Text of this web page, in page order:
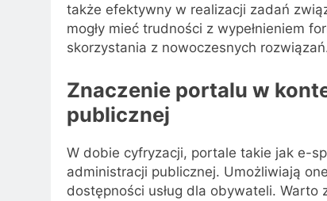
także efektywny w realizacji zadań
mogły mieć trudności z wypełnieniem
skorzystania z nowoczesnych
Znaczenie portalu w
publicznej
W dobie cyfryzacji, portale takie jak e-
administracji publicznej. Umożliwiają
dostępności usług dla obywateli.